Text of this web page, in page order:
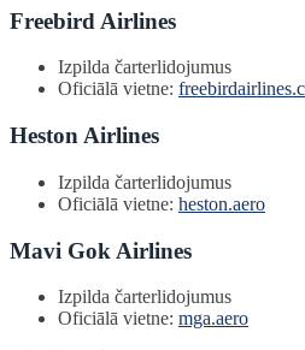
Freebird Airlines
Izpilda čarterlidojumus
Oficiālā vietne:
Heston Airlines
Izpilda čarterlidojumus
Oficiālā vietne: heston.aero
Mavi Gok Airlines
Izpilda čarterlidojumus
Oficiālā vietne: mga.aero